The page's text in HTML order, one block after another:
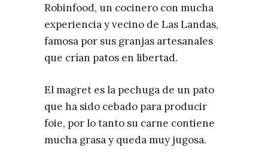
Robinfood, un cocinero con mucha
experiencia y vecino de Las Landas,
famosa por sus granjas artesanales
que crían patos en libertad.
El magret es la pechuga de un pato
que ha sido cebado para producir
foie, por lo tanto su carne contiene
mucha grasa y queda muy jugosa.